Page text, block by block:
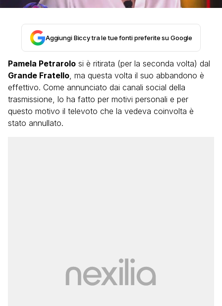
Aggiungi Biccy tra le tue fonti preferite su Google
Pamela Petrarolo si è ritirata (per la seconda volta) dal
Grande Fratello, ma questa volta il suo abbandono è
effettivo. Come annunciato dai canali social della
trasmissione, lo ha fatto per motivi personali e per
questo motivo il televoto che la vedeva coinvolta è
stato annullato.